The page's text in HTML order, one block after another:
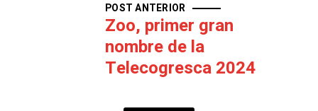
POST ANTERIOR
Zoo, primer gran
nombre de la
Telecogresca 2024